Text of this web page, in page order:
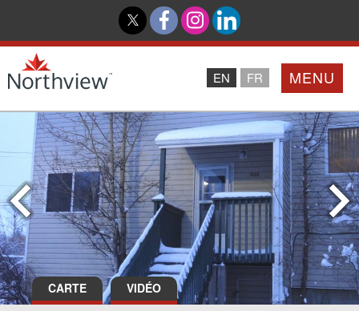
MENU
EN FR
Accueil
Partenaires
Northview PROMISE
Investisseurs
CARTE VIDÉO